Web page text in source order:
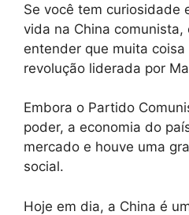
Se você tem curiosidade
vida na China comunista,
entender que muita
revolução liderada por
Embora o Partido
poder, a economia do
mercado e houve uma
social.
Hoje em dia, a China é